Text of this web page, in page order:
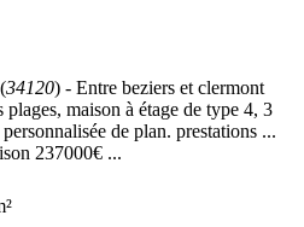
(34120) - Entre beziers et clermont
maison à étage de type 4, 3
de plan. prestations ...
237000€ ...